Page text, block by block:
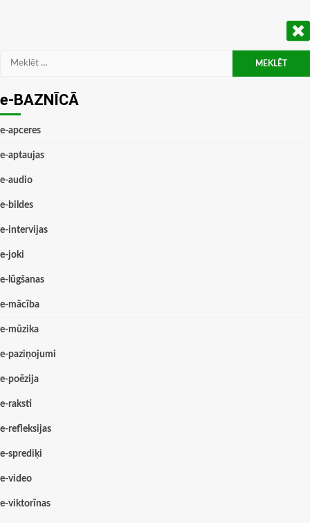
Meklēt:
e-BAZNĪCĀ
e-apceres
e-aptaujas
e-audio
e-bildes
e-intervijas
e-joki
e-lūgšanas
e-mācība
e-mūzika
e-paziņojumi
e-poēzija
e-raksti
e-refleksijas
e-sprediķi
e-video
e-viktorīnas